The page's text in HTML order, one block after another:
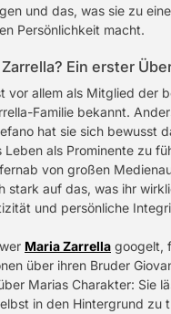
und das, was sie zu
Persönlichkeit macht.
Ein erster
vor allem als Mitglied der
Familie bekannt.
hat sie sich bewusst
Leben als Prominente zu
von großen
stark auf das, was ihr
und persönliche
Maria Zarrella googelt,
über ihren Bruder
Marias Charakter: Sie
in den Hintergrund zu